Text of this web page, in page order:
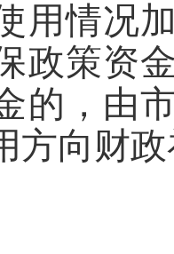
用情况
政策资
的，由
方向财